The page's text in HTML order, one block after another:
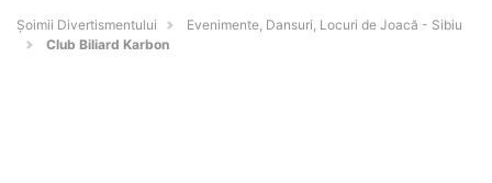
Şoimii Divertismentului
Evenimente, Dansuri, Locuri de Joacă - Sibiu
Club Biliard Karbon